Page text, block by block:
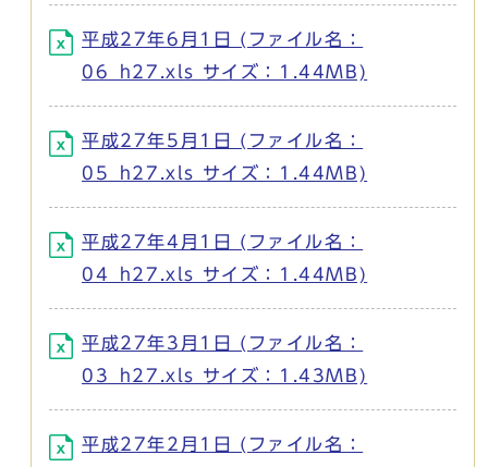
平成27年6月1日 (ファイル名：
06_h27.xls サイズ：1.44MB)
平成27年5月1日 (ファイル名：
05_h27.xls サイズ：1.44MB)
平成27年4月1日 (ファイル名：
04_h27.xls サイズ：1.44MB)
平成27年3月1日 (ファイル名：
03_h27.xls サイズ：1.43MB)
平成27年2月1日 (ファイル名：